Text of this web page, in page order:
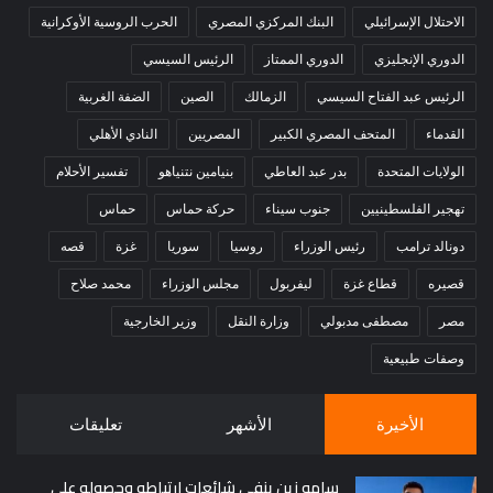
الاحتلال الإسرائيلي البنك المركزي المصري الحرب الروسية الأوكرانية
الدوري الإنجليزي الدوري الممتاز الرئيس السيسي
الرئيس عبد الفتاح السيسي الزمالك الصين الضفة الغربية
القدماء المتحف المصري الكبير المصريين النادي الأهلي
الولايات المتحدة بدر عبد العاطي بنيامين نتنياهو تفسير الأحلام
تهجير الفلسطينيين جنوب سيناء حركة حماس حماس
دونالد ترامب رئيس الوزراء روسيا سوريا غزة قصه
قصيره قطاع غزة ليفربول مجلس الوزراء محمد صلاح
مصر مصطفى مدبولي وزارة النقل وزير الخارجية
وصفات طبيعية
الأخيرة الأشهر تعليقات